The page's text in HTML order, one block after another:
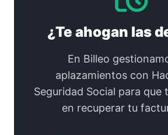
¿Te ahogan las
En Billeo
aplazamientos con
Seguridad Social para que
en recuperar tu